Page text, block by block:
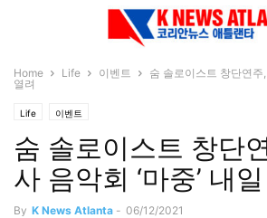
Home Life 이벤트
숨 솔로이스트 창단연주,
열려
Life 이벤트
숨 솔로이스트 창단
사 음악회 ‘마중’ 내
By K News Atlanta - 06/12/2021